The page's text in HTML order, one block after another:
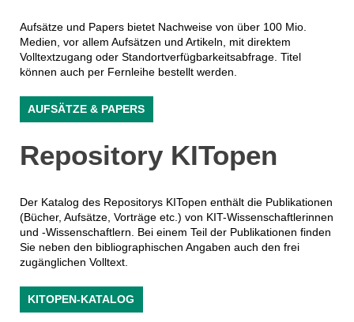
Aufsätze und Papers bietet Nachweise von über 100 Mio.
Medien, vor allem Aufsätzen und Artikeln, mit direktem
Volltextzugang oder Standortverfügbarkeitsabfrage. Titel
können auch per Fernleihe bestellt werden.
AUFSÄTZE & PAPERS
Repository KITopen
Der Katalog des Repositorys KITopen enthält die Publikationen
(Bücher, Aufsätze, Vorträge etc.) von KIT-Wissenschaftlerinnen
und -Wissenschaftlern. Bei einem Teil der Publikationen finden
Sie neben den bibliographischen Angaben auch den frei
zugänglichen Volltext.
KITOPEN-KATALOG